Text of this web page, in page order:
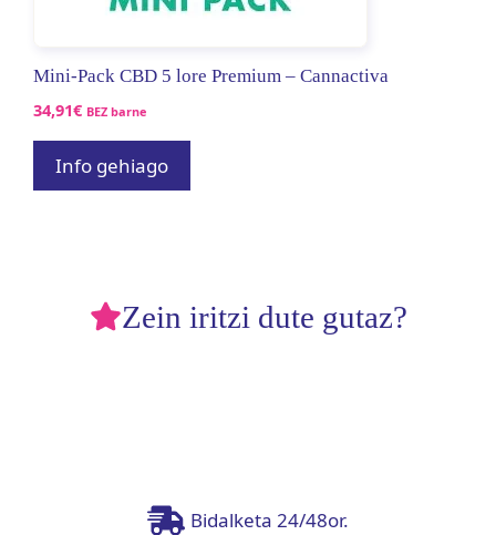
Mini-Pack CBD 5 lore Premium – Cannactiva
34,91€ BEZ barne
Info gehiago
Zein iritzi dute gutaz?
Bidalketa 24/48or.